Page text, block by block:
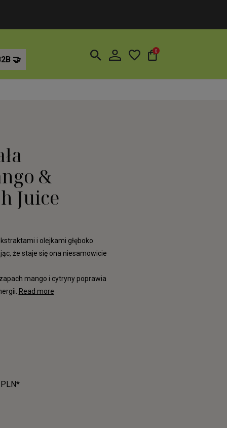
0
&
Juice
i olejkami głęboko
że staje się ona niesamowicie
mango i cytryny poprawia
Read more